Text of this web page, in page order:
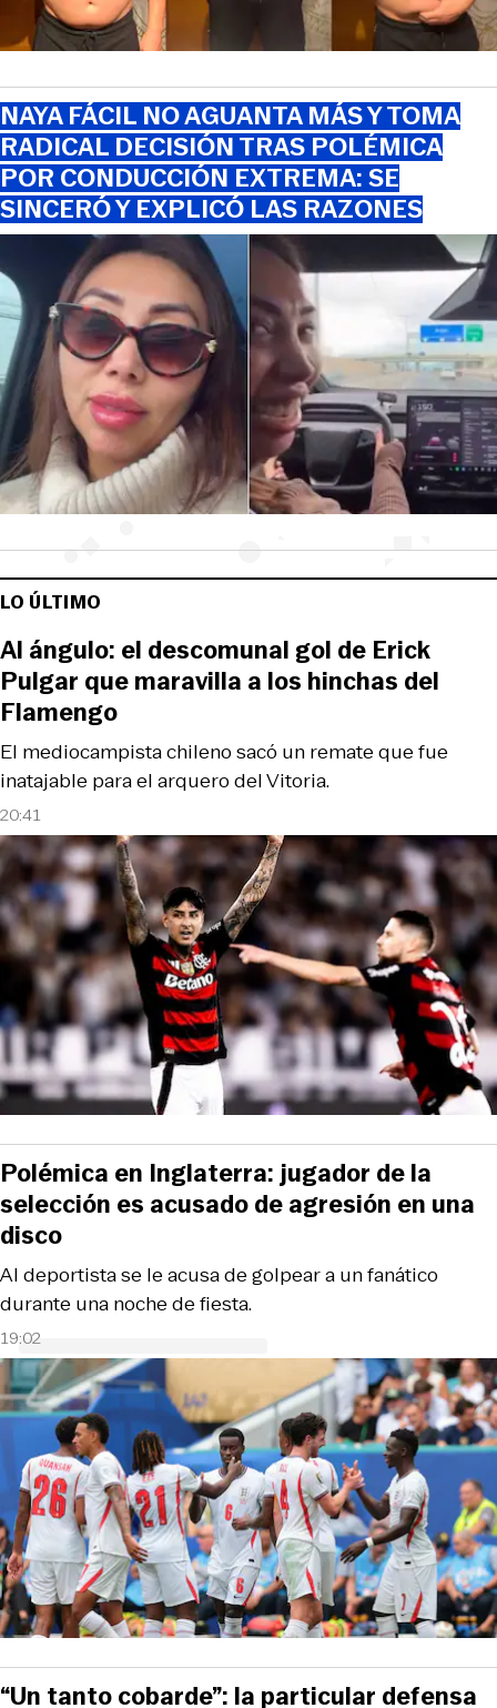
NAYA FÁCIL NO AGUANTA MÁS Y TOMA
RADICAL DECISIÓN TRAS POLÉMICA
POR CONDUCCIÓN EXTREMA: SE
SINCERÓ Y EXPLICÓ LAS RAZONES
LO ÚLTIMO
20:41
El mediocampista chileno sacó un remate que fue
inatajable para el arquero del Vitoria.
Al ángulo: el descomunal gol de Erick
Pulgar que maravilla a los hinchas del
Flamengo
19:02
Al deportista se le acusa de golpear a un fanático
durante una noche de fiesta.
Polémica en Inglaterra: jugador de la
selección es acusado de agresión en una
disco
“Un tanto cobarde”: la particular defensa